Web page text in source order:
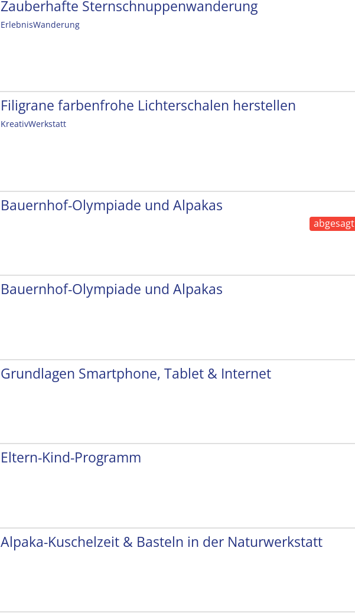
Zauberhafte Sternschnuppenwanderung
ErlebnisWanderung
Filigrane farbenfrohe Lichterschalen herstellen
KreativWerkstatt
Bauernhof-Olympiade und Alpakas
abgesagt
Bauernhof-Olympiade und Alpakas
Grundlagen Smartphone, Tablet & Internet
Eltern-Kind-Programm
Alpaka-Kuschelzeit & Basteln in der Naturwerkstatt